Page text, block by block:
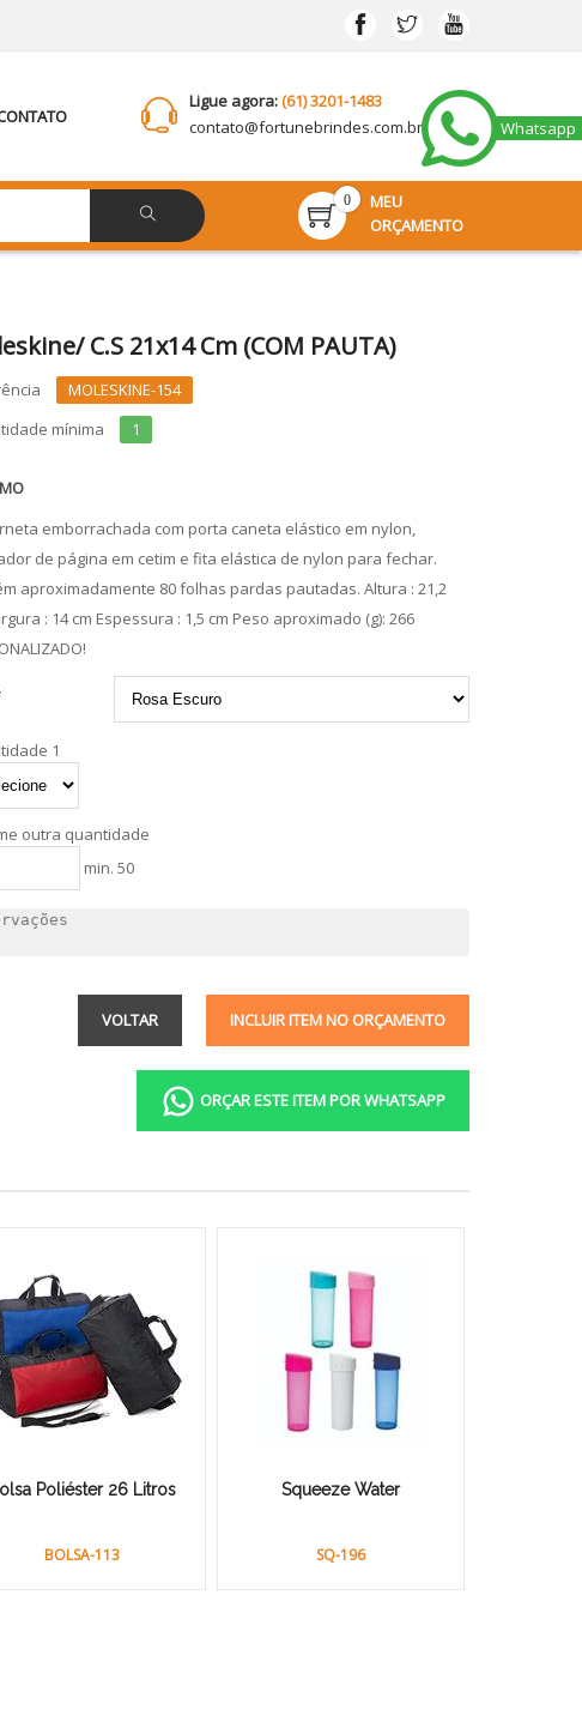
Whatsapp
Ligue agora:(61) 3201-1483
contato@fortunebrindes.com.br
0
MEU
ORÇAMENTO
C.S 21x14 Cm (COM PAUTA)
MOLESKINE-154
mínima
1
emborrachada com porta caneta elástico em nylon,
de página em cetim e fita elástica de nylon para fechar.
aproximadamente 80 folhas pardas pautadas. Altura : 21,2
: 14 cm Espessura : 1,5 cm Peso aproximado (g): 266
1
outra quantidade
min. 50
INCLUIR ITEM NO ORÇAMENTO
VOLTAR
ORÇAR ESTE ITEM POR WHATSAPP
Poliéster 26 Litros
BOLSA-113
Squeeze Water
SQ-196